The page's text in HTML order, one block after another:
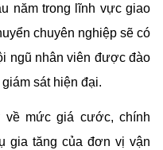
năm trong lĩnh vực giao
chuyên nghiệp sẽ có
ngũ nhân viên được đào
sát hiện đại.
về mức giá cước, chính
gia tăng của đơn vị vận